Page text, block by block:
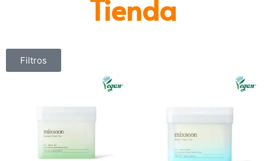
Tienda
Filtros